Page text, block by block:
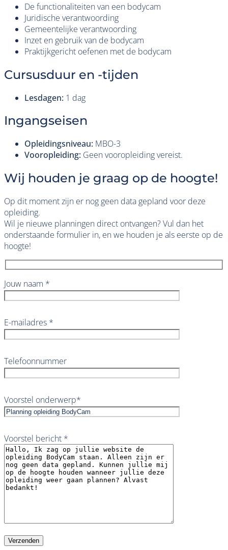
De functionaliteiten van een bodycam
Juridische verantwoording
Gemeentelijke verantwoording
Inzet en gebruik van de bodycam
Praktijkgericht oefenen met de bodycam
Cursusduur en -tijden
Lesdagen: 1 dag
Ingangseisen
Opleidingsniveau: MBO-3
Vooropleiding: Geen vooropleiding vereist.
Wij houden je graag op de hoogte!
Op dit moment zijn er nog geen data gepland voor deze
opleiding.
Wil je nieuwe planningen direct ontvangen? Vul dan het
onderstaande formulier in, en we houden je als eerste op de
hoogte!
Jouw naam *
E-mailadres *
Telefoonnummer
Voorstel onderwerp*
Voorstel bericht *